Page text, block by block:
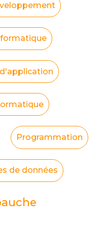
Programmation
de données